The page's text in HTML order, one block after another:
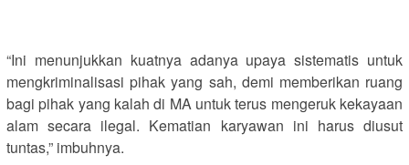
“Ini menunjukkan kuatnya adanya upaya sistematis untuk
mengkriminalisasi pihak yang sah, demi memberikan ruang
bagi pihak yang kalah di MA untuk terus mengeruk kekayaan
alam secara ilegal. Kematian karyawan ini harus diusut
tuntas,” imbuhnya.